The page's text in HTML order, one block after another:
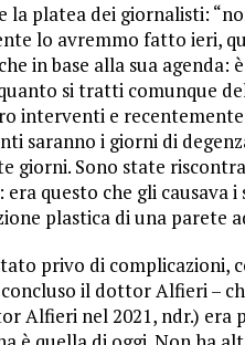
la platea dei giornalisti:
lo avremmo fatto ieri,
in base alla sua agenda:
si tratti comunque
interventi e
saranno i giorni di
giorni. Sono state
questo che gli causava
plastica di una parete
privo di complicazioni,
il dottor Alfieri –
Alfieri nel 2021, ndr.) era